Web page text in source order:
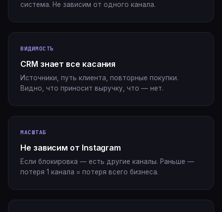
система. Не зависим от одного канала.
ВИДИМОСТЬ
CRM знает все касания
Источники, путь клиента, повторные покупки.
Видно, что приносит выручку, что — нет.
МАСШТАБ
Не зависим от Instagram
Если блокировка — есть другие каналы. Раньше —
потеря 1 канала = потеря всего бизнеса.